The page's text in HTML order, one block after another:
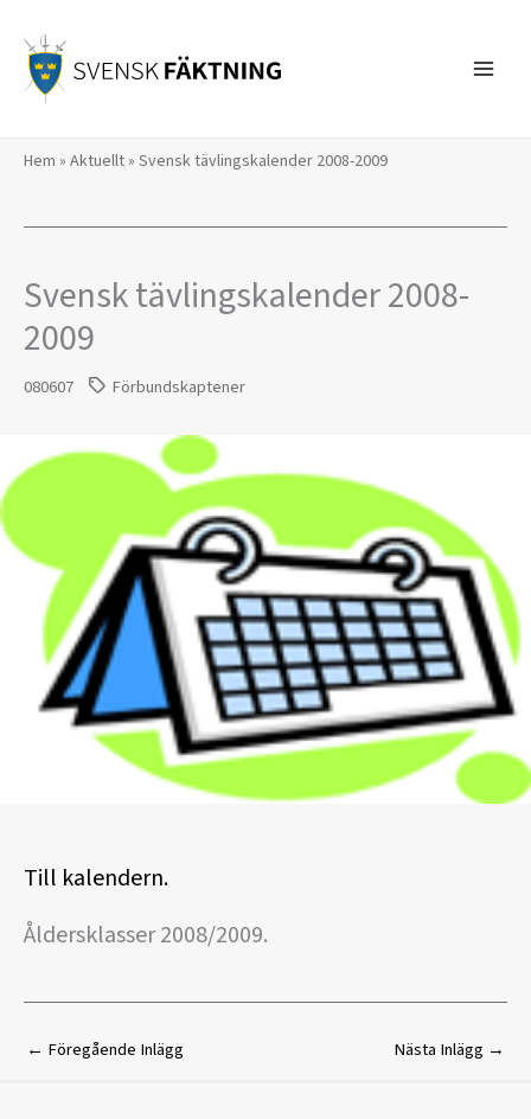
innehåll
Hem » Aktuellt» Svensk tävlingskalender 2008-2009
Svensk tävlingskalender 2008-
2009
080607 Förbundskaptener
Till kalendern.
Åldersklasser 2008/2009.
← Föregående Inlägg Nästa Inlägg →